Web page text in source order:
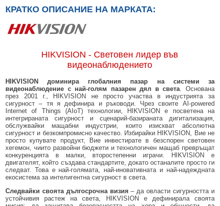
КРАТКО ОПИСАНИЕ НА МАРКАТА:
HIKVISION - Световен лидер във
видеонаблюдението
HIKVISION доминира глобалния пазар на системи за
видеонаблюдение с най-голям пазарен дял в света . Основана
през 2001 г., HIKVISION не просто участва в индустрията за
сигурност – тя я дефинира и ръководи. Чрез своите AI-powered
Internet of Things (AIoT) технологии, HIKVISION е посветена на
интегрираната сигурност и сценарий-базираната дигитализация,
обслужвайки мащабни индустрии, които изискват абсолютна
сигурност и безкомпромисно качество. Избирайки HIKVISION, Вие не
просто купувате продукт, Вие инвестирате в безспорен световен
хегемон, чиито развойни бюджети и технологичен мащаб превръщат
конкуренцията в малки, второстепенни играчи. HIKVISION е
двигателят, който създава стандартите, докато останалите просто ги
следват. Това е най-голямата, най-иновативната и най-надеждната
екосистема за интелигентна сигурност в света.
Следвайки своята дългосрочна визия – да овласти сигурността и
устойчивия растеж на света, HIKVISION е дефинирала своята